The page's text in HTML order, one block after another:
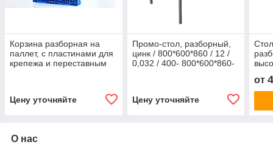
Корзина разборная на
паллет, с пластинами для
крепежа и переставным
Цену уточняйте
Промо-стол, разборный,
цинк / 800*600*860 / 12 /
0,032 / 400- 800*600*860-
Цену уточняйте
19-
от
О нас